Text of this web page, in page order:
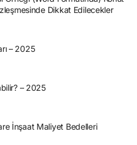
Dikkat Edilecekler
– 2025
– 2025
İnşaat Maliyet Bedelleri